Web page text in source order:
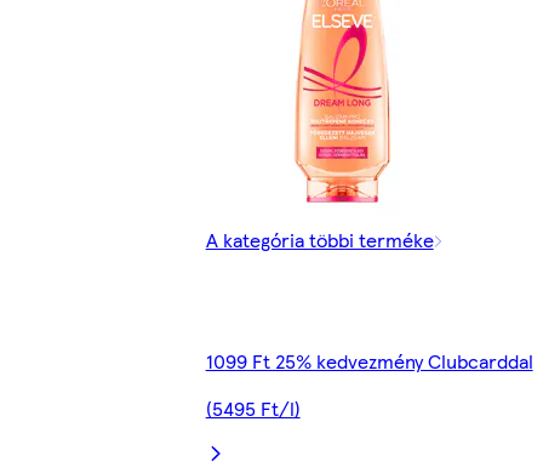
A kategória többi terméke
1099 Ft 25% kedvezmény Clubcarddal
(5495 Ft/l)